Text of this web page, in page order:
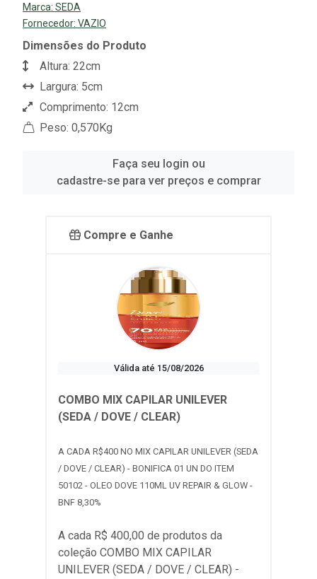
Marca: SEDA
Fornecedor: VAZIO
Dimensões do Produto
Altura: 22cm
Largura: 5cm
Comprimento: 12cm
Peso: 0,570Kg
Faça seu login ou
cadastre-se para ver preços e comprar
Compre e Ganhe
Válida até 15/08/2026
COMBO MIX CAPILAR UNILEVER
(SEDA / DOVE / CLEAR)
A CADA R$400 NO MIX CAPILAR UNILEVER (SEDA
/ DOVE / CLEAR) - BONIFICA 01 UN DO ITEM
50102 - OLEO DOVE 110ML UV REPAIR & GLOW -
BNF 8,30%
A cada R$ 400,00 de produtos da
coleção COMBO MIX CAPILAR
UNILEVER (SEDA / DOVE / CLEAR) -